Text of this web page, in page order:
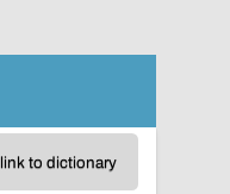
link to dictionary